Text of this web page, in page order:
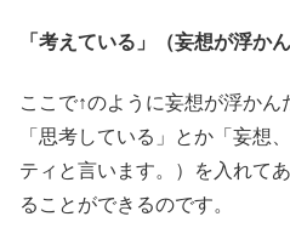
「考えている」（妄想が浮かん
ここで↑のように妄想が浮か
「思考している」とか「妄想
ティと言います。）を入れて
ることができるのです。